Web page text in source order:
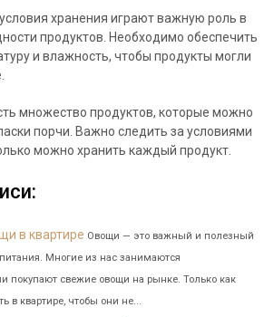
хранения играют важную роль в
продуктов. Необходимо обеспечить
и влажность, чтобы продукты могли
множество продуктов, которые можно
порчи. Важно следить за условиями
можно хранить каждый продукт.
в квартире Овощи — это важный и полезный
Многие из нас занимаются
покупают свежие овощи на рынке. Только как
в квартире, чтобы они не...